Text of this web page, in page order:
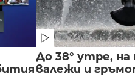
До 38° утре,
валежи и